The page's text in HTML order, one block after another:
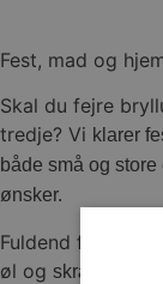
Fest, mad og
Skal du fejre
tredje? Vi klarer
både små og store
ønsker.
Fuldend festen
øl og